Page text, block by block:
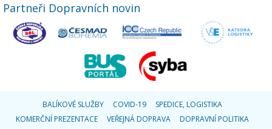
Partneři Dopravních novin
BALÍKOVÉ SLUŽBY COVID-19
SPEDICE, LOGISTIKA
KOMERČNÍ PREZENTACE
VEŘEJNÁ DOPRAVA
DOPRAVNÍ POLITIKA